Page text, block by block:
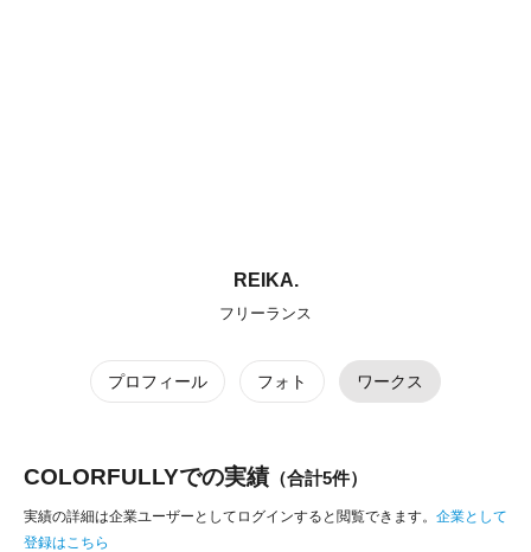
REIKA.
フリーランス
プロフィール フォト ワークス
COLORFULLYでの実績（合計5件）
実績の詳細は企業ユーザーとしてログインすると閲覧できます。 企業として
登録はこちら